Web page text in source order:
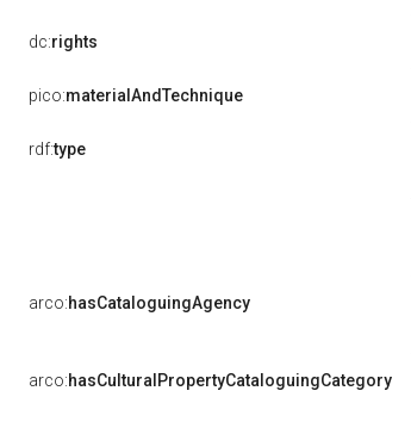
dc:rights
pico:materialAndTechnique
rdf:type
arco:hasCataloguingAgency
arco:hasCulturalPropertyCataloguingCategory